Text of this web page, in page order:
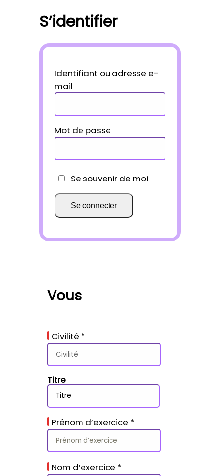
S’identifier
Identifiant ou adresse e-
mail
Mot de passe
Se souvenir de moi
Vous
Civilité *
Titre
Prénom d’exercice *
Nom d’exercice *